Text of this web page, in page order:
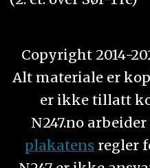
Copyright 2014-
Alt materiale er
er ikke tillatt
N247.no
plakatens regler